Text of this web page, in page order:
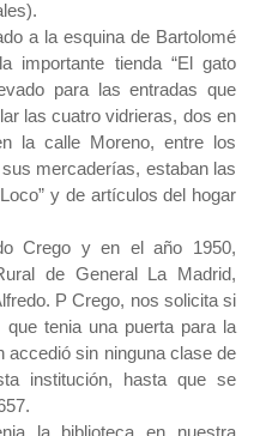
a la esquina de Bartolomé
importante tienda “El gato
para las entradas que
las cuatro vidrieras, dos en
la calle Moreno, entre los
mercaderías, estaban las
y de artículos del hogar
Crego y en el año 1950,
de General La Madrid,
P Crego, nos solicita si
tenia una puerta para la
accedió sin ninguna clase de
institución, hasta que se